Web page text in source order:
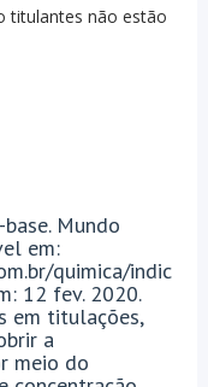
titulantes não estão
base. Mundo
em:
quimica/indic
12 fev. 2020.
em titulações,
a
meio do